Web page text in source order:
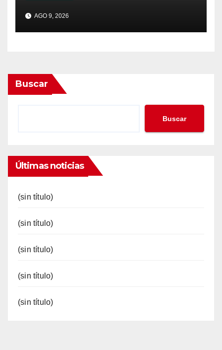
AGO 9, 2026
Buscar
Buscar
Últimas noticias
(sin título)
(sin título)
(sin título)
(sin título)
(sin título)